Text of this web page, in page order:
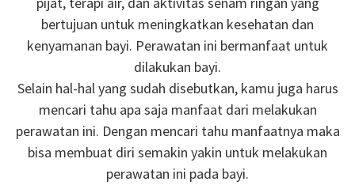
bertujuan untuk meningkatkan kesehatan dan
kenyamanan bayi. Perawatan ini bermanfaat untuk
dilakukan bayi.
Selain hal-hal yang sudah disebutkan, kamu juga harus
mencari tahu apa saja manfaat dari melakukan
perawatan ini. Dengan mencari tahu manfaatnya maka
bisa membuat diri semakin yakin untuk melakukan
perawatan ini pada bayi.